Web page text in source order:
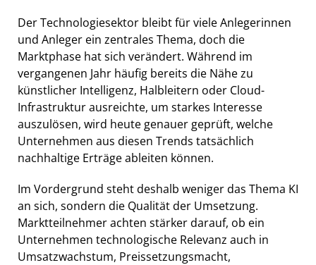
Der Technologiesektor bleibt für viele Anlegerinnen
und Anleger ein zentrales Thema, doch die
Marktphase hat sich verändert. Während im
vergangenen Jahr häufig bereits die Nähe zu
künstlicher Intelligenz, Halbleitern oder Cloud-
Infrastruktur ausreichte, um starkes Interesse
auszulösen, wird heute genauer geprüft, welche
Unternehmen aus diesen Trends tatsächlich
nachhaltige Erträge ableiten können.
Im Vordergrund steht deshalb weniger das Thema KI
an sich, sondern die Qualität der Umsetzung.
Marktteilnehmer achten stärker darauf, ob ein
Unternehmen technologische Relevanz auch in
Umsatzwachstum, Preissetzungsmacht,